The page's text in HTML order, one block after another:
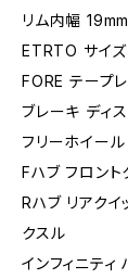
リム内幅 19mm
ETRTO サイ
FORE テープ
ブレーキ ディ
フリーホイー
Fハブ フロント
Rハブ リアク
クスル
インフィニティ